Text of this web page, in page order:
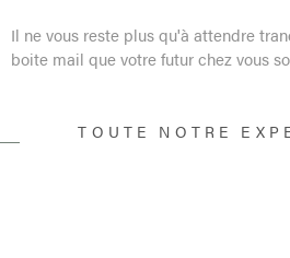
Il ne vous reste plus qu'à attendre
boite mail que votre futur chez vous
TOUTE NOTRE